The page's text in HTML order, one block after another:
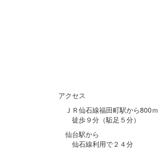
アクセス
ＪＲ仙石線福田町駅から800ｍ
徒歩９分（駈足５分）
仙台駅から
仙石線利用で２４分